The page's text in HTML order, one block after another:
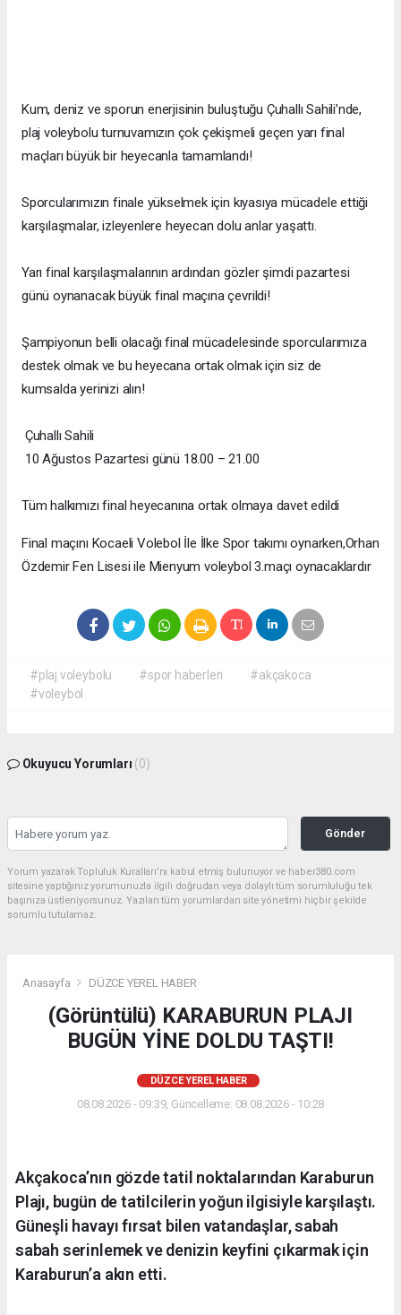
Kum, deniz ve sporun enerjisinin buluştuğu Çuhallı Sahili’nde,
plaj voleybolu turnuvamızın çok çekişmeli geçen yarı final
maçları büyük bir heyecanla tamamlandı!
Sporcularımızın finale yükselmek için kıyasıya mücadele ettiği
karşılaşmalar, izleyenlere heyecan dolu anlar yaşattı.
Yarı final karşılaşmalarının ardından gözler şimdi pazartesi
günü oynanacak büyük final maçına çevrildi!
Şampiyonun belli olacağı final mücadelesinde sporcularımıza
destek olmak ve bu heyecana ortak olmak için siz de
kumsalda yerinizi alın!
Çuhallı Sahili
10 Ağustos Pazartesi günü 18.00 – 21.00
Tüm halkımızı final heyecanına ortak olmaya davet edildi
Final maçını Kocaeli Volebol İle İlke Spor takımı oynarken,Orhan
Özdemir Fen Lisesi ile Mienyum voleybol 3.maçı oynacaklardır
#plaj voleybolu #spor haberleri
#akçakoca
#voleybol
Okuyucu Yorumları (0)
Gönder
Yorum yazarak Topluluk Kuralları’nı kabul etmiş bulunuyor ve haber380.com
sitesine yaptığınız yorumunuzla ilgili doğrudan veya dolaylı tüm sorumluluğu tek
başınıza üstleniyorsunuz. Yazılan tüm yorumlardan site yönetimi hiçbir şekilde
sorumlu tutulamaz.
Anasayfa DÜZCE YEREL HABER
(Görüntülü) KARABURUN PLAJI
BUGÜN YİNE DOLDU TAŞTI!
DÜZCE YEREL HABER
08.08.2026 - 09:39, Güncelleme: 08.08.2026 - 10:28
Akçakoca’nın gözde tatil noktalarından Karaburun
Plajı, bugün de tatilcilerin yoğun ilgisiyle karşılaştı.
Güneşli havayı fırsat bilen vatandaşlar, sabah
sabah serinlemek ve denizin keyfini çıkarmak için
Karaburun’a akın etti.